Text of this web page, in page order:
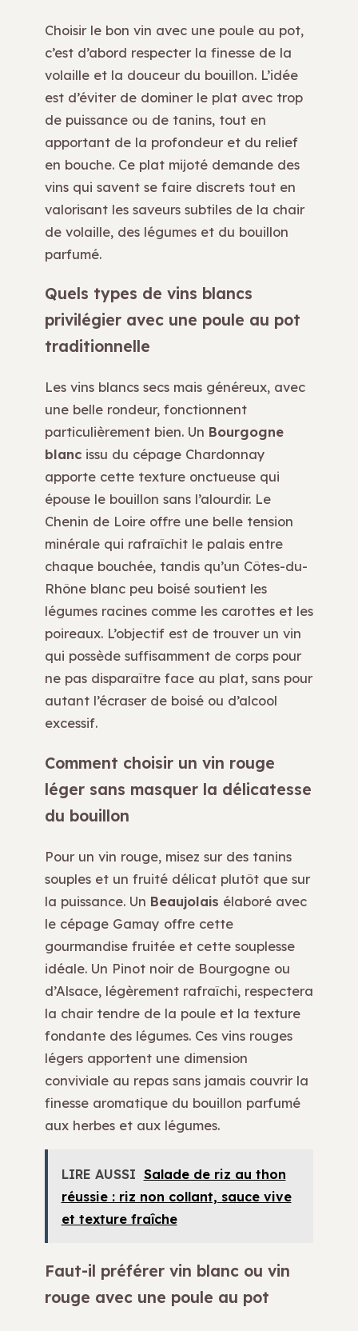
Choisir le bon vin avec une poule au pot,
c’est d’abord respecter la finesse de la
volaille et la douceur du bouillon. L’idée
est d’éviter de dominer le plat avec trop
de puissance ou de tanins, tout en
apportant de la profondeur et du relief
en bouche. Ce plat mijoté demande des
vins qui savent se faire discrets tout en
valorisant les saveurs subtiles de la chair
de volaille, des légumes et du bouillon
parfumé.
Quels types de vins blancs
privilégier avec une poule au pot
traditionnelle
Les vins blancs secs mais généreux, avec
une belle rondeur, fonctionnent
particulièrement bien. Un Bourgogne
blanc issu du cépage Chardonnay
apporte cette texture onctueuse qui
épouse le bouillon sans l’alourdir. Le
Chenin de Loire offre une belle tension
minérale qui rafraîchit le palais entre
chaque bouchée, tandis qu’un Côtes-du-
Rhône blanc peu boisé soutient les
légumes racines comme les carottes et les
poireaux. L’objectif est de trouver un vin
qui possède suffisamment de corps pour
ne pas disparaître face au plat, sans pour
autant l’écraser de boisé ou d’alcool
excessif.
Comment choisir un vin rouge
léger sans masquer la délicatesse
du bouillon
Pour un vin rouge, misez sur des tanins
souples et un fruité délicat plutôt que sur
la puissance. Un Beaujolais élaboré avec
le cépage Gamay offre cette
gourmandise fruitée et cette souplesse
idéale. Un Pinot noir de Bourgogne ou
d’Alsace, légèrement rafraîchi, respectera
la chair tendre de la poule et la texture
fondante des légumes. Ces vins rouges
légers apportent une dimension
conviviale au repas sans jamais couvrir la
finesse aromatique du bouillon parfumé
aux herbes et aux légumes.
LIRE AUSSI Salade de riz au thon
réussie : riz non collant, sauce vive
et texture fraîche
Faut-il préférer vin blanc ou vin
rouge avec une poule au pot